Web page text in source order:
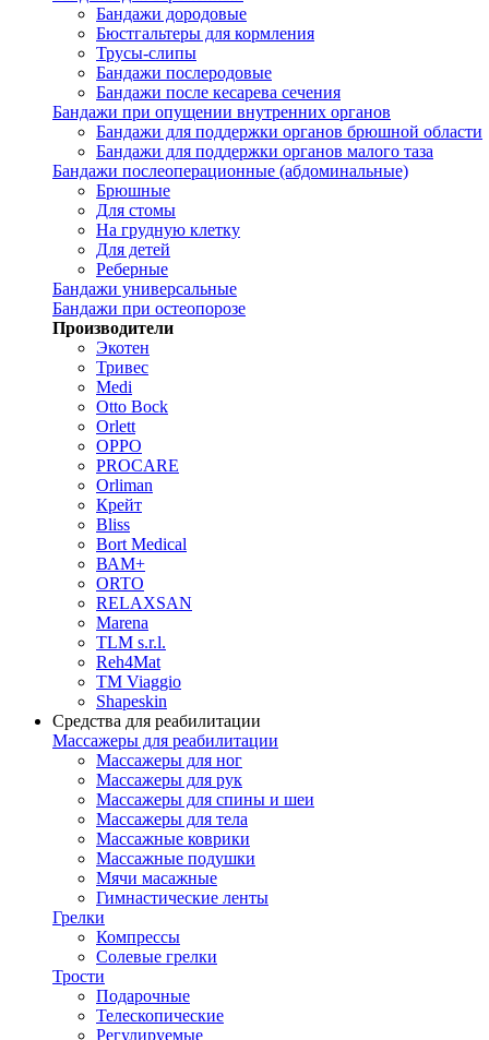
Бандажи дородовые
Бюстгальтеры для кормления
Трусы-слипы
Бандажи послеродовые
Бандажи после кесарева сечения
Бандажи при опущении внутренних органов
Бандажи для поддержки органов брюшной области
Бандажи для поддержки органов малого таза
Бандажи послеоперационные (абдоминальные)
Брюшные
Для стомы
На грудную клетку
Для детей
Реберные
Бандажи универсальные
Бандажи при остеопорозе
Производители
Экотен
Тривес
Medi
Otto Bock
Orlett
OPPO
PROCARE
Orliman
Крейт
Bliss
Bort Medical
ВАМ+
ORTO
RELAXSAN
Marena
TLM s.r.l.
Reh4Mat
TM Viaggio
Shapeskin
Средства для реабилитации
Массажеры для реабилитации
Массажеры для ног
Массажеры для рук
Массажеры для спины и шеи
Массажеры для тела
Массажные коврики
Массажные подушки
Мячи масажные
Гимнастические ленты
Грелки
Компрессы
Солевые грелки
Трости
Подарочные
Телескопические
Регулируемые